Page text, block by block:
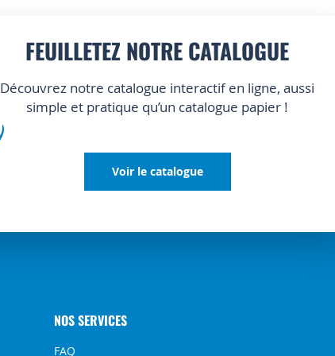
FEUILLETEZ NOTRE CATALOGUE
Découvrez notre catalogue interactif en ligne, aussi
simple et pratique qu’un catalogue papier !
Voir le catalogue
NOS SERVICES
FAQ